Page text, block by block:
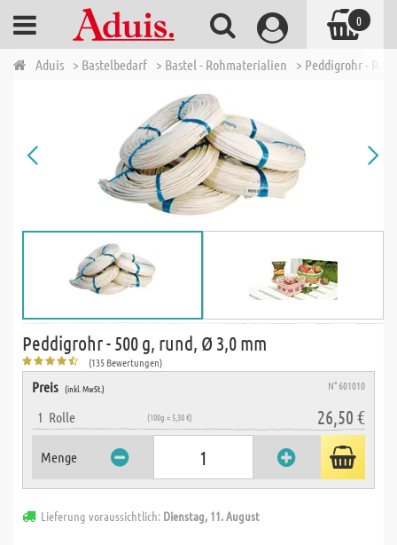
Aduis > Bastelbedarf > Bastel - Rohmaterialien > Peddigrohr -
Peddigrohr - 500 g, rund, Ø 3,0 mm
(135 Bewertungen)
Preis (inkl. MwSt.) N° 601010
1 Rolle (100g = 5,30 €) 26,50 €
Menge
Lieferung voraussichtlich: Dienstag, 11. August
0